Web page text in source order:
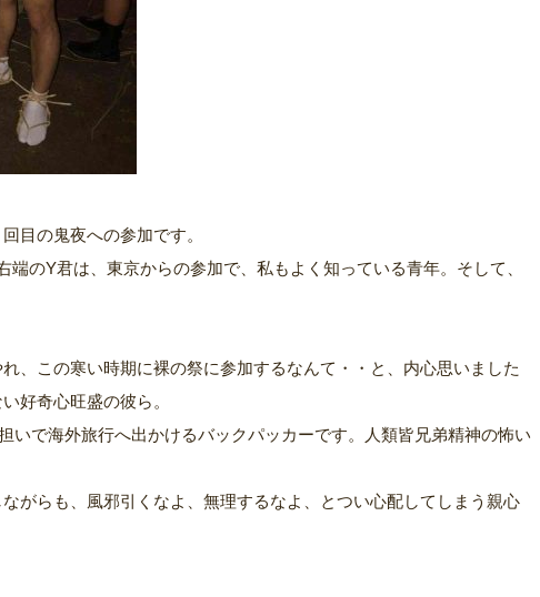
目の鬼夜への参加です。
のY君は、東京からの参加で、私もよく知っている青年。そして、
、この寒い時期に裸の祭に参加するなんて・・と、内心思いました
好奇心旺盛の彼ら。
いで海外旅行へ出かけるバックパッカーです。人類皆兄弟精神の怖い
がらも、風邪引くなよ、無理するなよ、とつい心配してしまう親心